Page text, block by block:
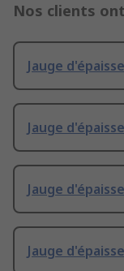
Nos clients
Jauge
Jauge
Jauge
Jauge